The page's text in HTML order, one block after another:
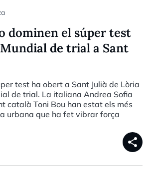
dominen el súper test
de trial a Sant
test ha obert a Sant Julià de Lòria
de trial. La italiana Andrea Sofia
català Toni Bou han estat els més
urbana que ha fet vibrar força
share